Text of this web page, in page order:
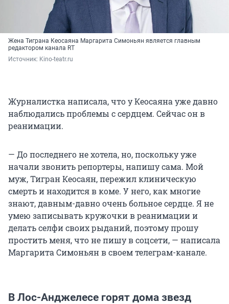
Жена Тиграна Кеосаяна Маргарита Симоньян является главным
редактором канала RT
Источник: Kino-teatr.ru
Журналистка написала, что у Кеосаяна уже давно
наблюдались проблемы с сердцем. Сейчас он в
реанимации.
— До последнего не хотела, но, поскольку уже
начали звонить репортеры, напишу сама. Мой
муж, Тигран Кеосаян, пережил клиническую
смерть и находится в коме. У него, как многие
знают, давным-давно очень больное сердце. Я не
умею записывать кружочки в реанимации и
делать селфи своих рыданий, поэтому прошу
простить меня, что не пишу в соцсети, — написала
Маргарита Симоньян в своем телеграм-канале.
В Лос-Анджелесе горят дома звезд